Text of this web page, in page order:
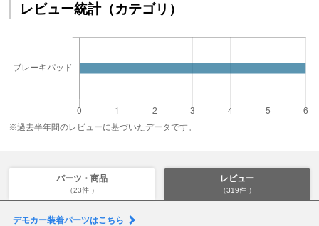
レビュー統計（カテゴリ）
※過去半年間のレビューに基づいたデータです。
パーツ・商品
（23件 ）
レビュー
（319件 ）
デモカー装着パーツはこちら